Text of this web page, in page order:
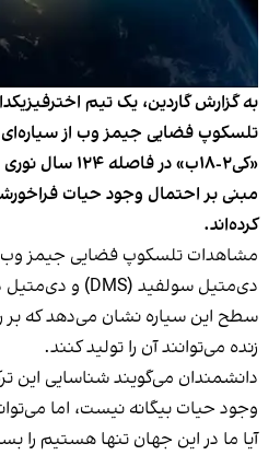
به گزارش گاردین، یک تیم
تلسکوپ فضایی جیمز وب از سیاره‌ای
«کی‌۲-۱۸ب» در
مبنی بر احتمال وجود حیات
کرده‌اند.
مشاهدات تلسکوپ فضایی جیمز وب،
سطح این سیاره نشان می‌دهد که بر
زنده می‌توانند آن را تولید کنند.
دانشمندان می‌گویند شناسایی این
وجود حیات بیگانه نیست، اما
آیا ما در این جهان تنها هستیم را